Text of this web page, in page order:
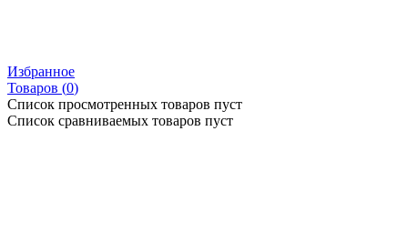
Избранное
Товаров (0)
Список просмотренных товаров пуст
Список сравниваемых товаров пуст